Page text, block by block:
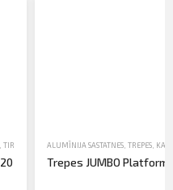
TIRDZNIECĪBA, TREPES
ALUMĪNIJA SASTATNES, TREPES,
Trepes JUMBO